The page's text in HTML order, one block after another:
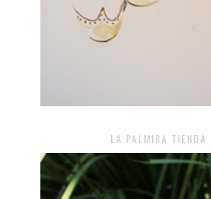
LA PALMIRA TIENDA